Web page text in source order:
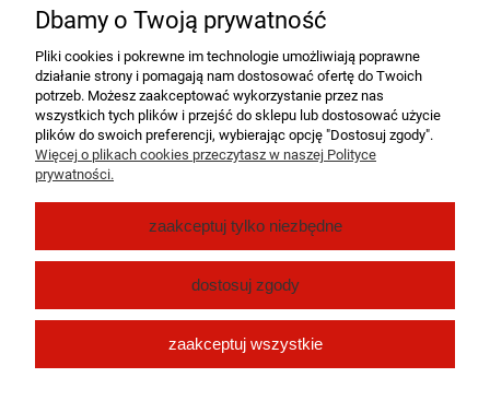
jego prosta konstrukcja zapewnia łatwość obsługi i czyszczenia.
i funkcjonalnością, są wyposażone w mocny układ hydrauliczny
działający pod ciśnieniem 120 bar.
Maszyny wykonane są w całości ze stali nierdzewnej i mogą być
całkowicie zdemontowane do łatwego czyszczenia bez użycia
narzędzi.
Pomoc
Moje konto
Płatności i dostawa
Dbamy o Twoją prywatność
Pliki cookies i pokrewne im technologie umożliwiają poprawne
działanie strony i pomagają nam dostosować ofertę do Twoich
potrzeb. Możesz zaakceptować wykorzystanie przez nas
wszystkich tych plików i przejść do sklepu lub dostosować użycie
plików do swoich preferencji, wybierając opcję "Dostosuj zgody".
Więcej o plikach cookies przeczytasz w naszej Polityce
prywatności.
zaakceptuj tylko niezbędne
dostosuj zgody
zaakceptuj wszystkie